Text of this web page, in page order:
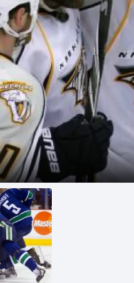
Curling
Dostihy
Florbal
Futsal
Golf
Gymnastika